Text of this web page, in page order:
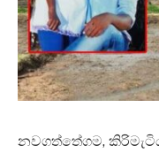
නවගත්තේගම,